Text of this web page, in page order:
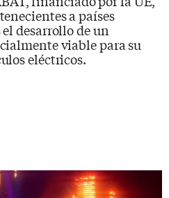
a países
el desarrollo de un
viable para su
eléctricos.